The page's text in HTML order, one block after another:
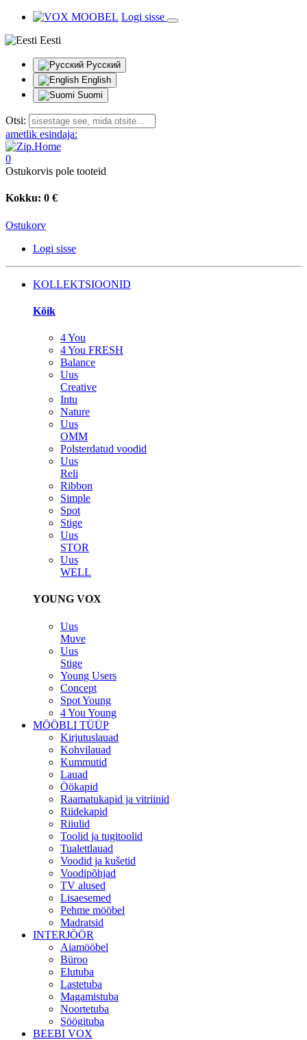
Logi sisse
Eesti
Русский
English
Suomi
Otsi:
ametlik esindaja:
0
Ostukorvis pole tooteid
Kokku: 0 €
Ostukorv
Logi sisse
KOLLEKTSIOONID
Kõik
4 You
4 You FRESH
Balance
Uus
Creative
Intu
Nature
Uus
OMM
Polsterdatud voodid
Uus
Reli
Ribbon
Simple
Spot
Stige
Uus
STOR
Uus
WELL
YOUNG VOX
Uus
Muve
Uus
Stige
Young Users
Concept
Spot Young
4 You Young
MÖÖBLI TÜÜP
Kirjutuslauad
Kohvilauad
Kummutid
Lauad
Öökapid
Raamatukapid ja vitriinid
Riidekapid
Riiulid
Toolid ja tugitoolid
Tualettlauad
Voodid ja kušetid
Voodipõhjad
TV alused
Lisaesemed
Pehme mööbel
Madratsid
INTERJÖÖR
Aiamööbel
Büroo
Elutuba
Lastetuba
Magamistuba
Noortetuba
Söögituba
BEEBI VOX